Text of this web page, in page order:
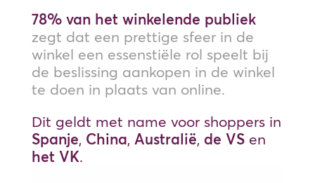
78% van het winkelende publiek
zegt dat een prettige sfeer in de
winkel een essenstiële rol speelt bij
de beslissing aankopen in de winkel
te doen in plaats van online.
Dit geldt met name voor shoppers in
Spanje, China, Australië, de VSen
het VK.